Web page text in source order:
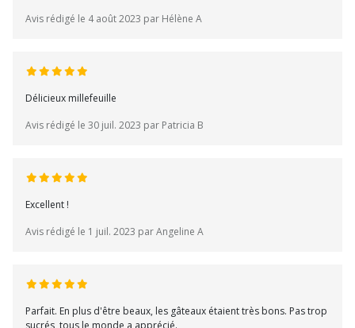
Avis rédigé le 4 août 2023 par Hélène A
Délicieux millefeuille
Avis rédigé le 30 juil. 2023 par Patricia B
Excellent !
Avis rédigé le 1 juil. 2023 par Angeline A
Parfait. En plus d'être beaux, les gâteaux étaient très bons. Pas trop
sucrés, tous le monde a apprécié.